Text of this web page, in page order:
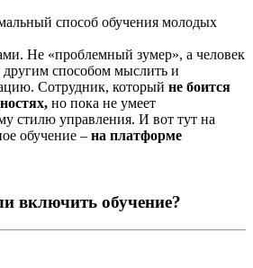
способ обучения молодых
Не «проблемный зумер», а человек
способом мыслить и
Сотрудник, который не боится
но пока не умеет
стилю управления. И вот тут на
обучение – на платформе
включить обучение?